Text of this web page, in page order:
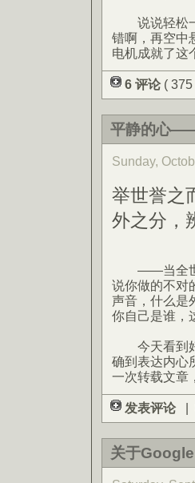
说说轻松一
错啊，再空中
电机成就了这
6 评论 (
平静的心
Sunday,
举世誉之
外之分，
——当全世界
说你做的不对
声音，什么是
你自己是谁，
今天看到
确到表达内心
一次转载文章
发表评论 |
关于Google